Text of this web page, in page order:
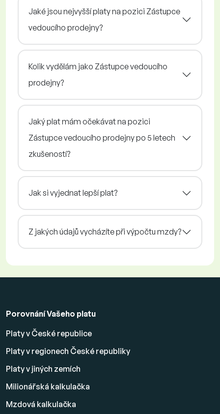
Jaké jsou nejvyšší platy na pozici Zástupce
vedoucího prodejny?
Kolik vydělám jako Zástupce vedoucího
prodejny?
Jaký plat mám očekávat na pozici
Zástupce vedoucího prodejny po 5 letech
zkušeností?
Jak si vyjednat lepší plat?
Z jakých údajů vycházíte při výpočtu mzdy?
Porovnání Vašeho platu
Platy v České republice
Platy v regionech České republiky
Platy v jiných zemích
Milionářská kalkulačka
Mzdová kalkulačka